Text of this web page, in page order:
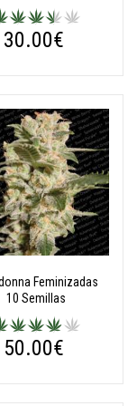
30.00€
Feminizadas
10 Semillas
50.00€